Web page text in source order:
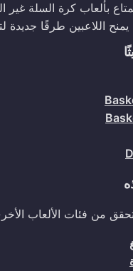
بألعاب كرة السلة
يمنح اللاعبين طرقًا جديدة
من فئات الألعاب